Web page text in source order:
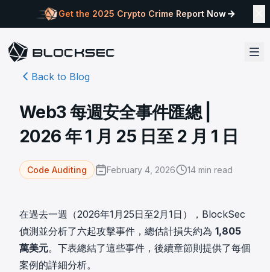
Get the 2025 Crypto Crime Report Now
Back to Blog
Web3 每週安全事件匯總 |
2026 年 1 月 25 日至 2 月 1 日
Code Auditing February 4, 2026 14 min read
在過去一週（2026年1月25日至2月1日），BlockSec
偵測並分析了六起攻擊事件，總估計損失約為 1,805
萬美元。下表總結了這些事件，後續章節則提供了每個
案例的詳細分析。